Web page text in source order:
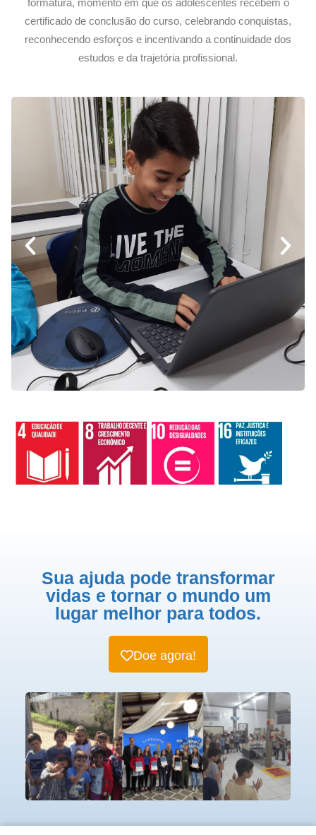
formatura, momento em que os adolescentes recebem o
certificado de conclusão do curso, celebrando conquistas,
reconhecendo esforços e incentivando a continuidade dos
estudos e da trajetória profissional.
Sua ajuda pode transformar
vidas e tornar o mundo um
lugar melhor para todos.
Doe agora!